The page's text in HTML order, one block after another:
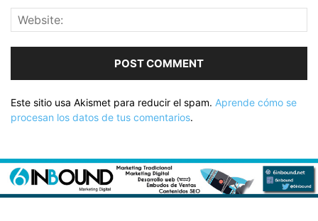
Este sitio usa Akismet para reducir el spam. Aprende cómo se
procesan los datos de tus comentarios.